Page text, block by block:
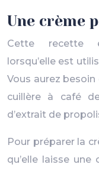
Une crème
Cette recette
lorsqu’elle est
Vous aurez besoin
cuillère à café
d’extrait de
Pour préparer la
qu’elle laisse